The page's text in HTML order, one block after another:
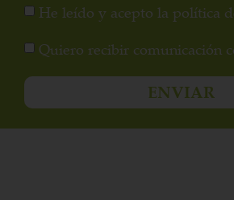
He leído y acepto la política
Quiero recibir comunicación
ENVIAR